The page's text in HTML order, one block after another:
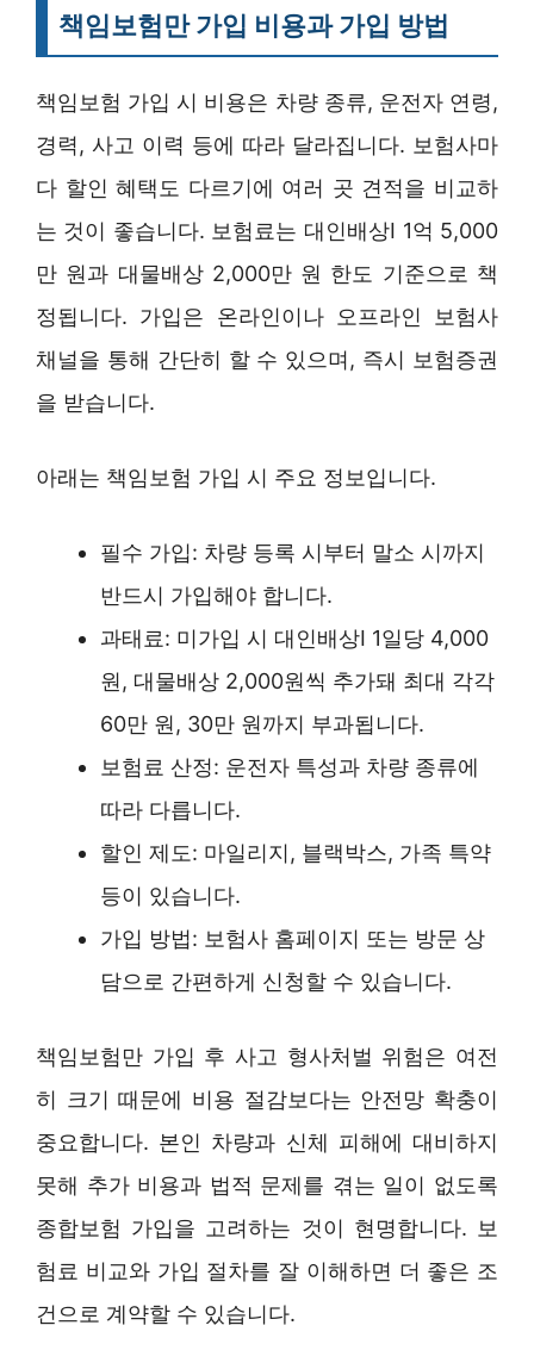
책임보험만 가입 비용과 가입 방법
책임보험 가입 시 비용은 차량 종류, 운전자 연령,
경력, 사고 이력 등에 따라 달라집니다. 보험사마
다 할인 혜택도 다르기에 여러 곳 견적을 비교하
는 것이 좋습니다. 보험료는 대인배상Ⅰ 1억 5,000
만 원과 대물배상 2,000만 원 한도 기준으로 책
정됩니다. 가입은 온라인이나 오프라인 보험사
채널을 통해 간단히 할 수 있으며, 즉시 보험증권
을 받습니다.
아래는 책임보험 가입 시 주요 정보입니다.
필수 가입: 차량 등록 시부터 말소 시까지
반드시 가입해야 합니다.
과태료: 미가입 시 대인배상Ⅰ 1일당 4,000
원, 대물배상 2,000원씩 추가돼 최대 각각
60만 원, 30만 원까지 부과됩니다.
보험료 산정: 운전자 특성과 차량 종류에
따라 다릅니다.
할인 제도: 마일리지, 블랙박스, 가족 특약
등이 있습니다.
가입 방법: 보험사 홈페이지 또는 방문 상
담으로 간편하게 신청할 수 있습니다.
책임보험만 가입 후 사고 형사처벌 위험은 여전
히 크기 때문에 비용 절감보다는 안전망 확충이
중요합니다. 본인 차량과 신체 피해에 대비하지
못해 추가 비용과 법적 문제를 겪는 일이 없도록
종합보험 가입을 고려하는 것이 현명합니다. 보
험료 비교와 가입 절차를 잘 이해하면 더 좋은 조
건으로 계약할 수 있습니다.